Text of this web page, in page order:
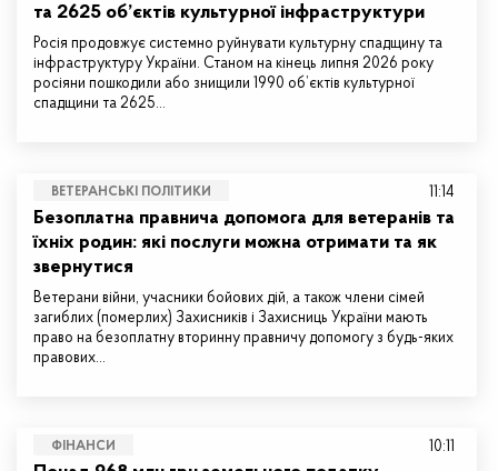
та 2625 об’єктів культурної інфраструктури
Росія продовжує системно руйнувати культурну спадщину та
інфраструктуру України. Станом на кінець липня 2026 року
росіяни пошкодили або знищили 1990 об’єктів культурної
спадщини та 2625…
ВЕТЕРАНСЬКІ ПОЛІТИКИ
Безоплатна правнича допомога для ветеранів та
їхніх родин: які послуги можна отримати та як
звернутися
Ветерани війни, учасники бойових дій, а також члени сімей
загиблих (померлих) Захисників і Захисниць України мають
право на безоплатну вторинну правничу допомогу з будь-яких
правових…
11:14
ФІНАНСИ 10:11